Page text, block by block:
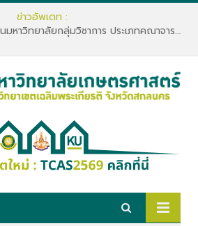
ข่าวอัพเดท :
ประกาศรับสมัครพนักงานมหาวิทยาลัยกลุ่มวิชาการ ประเภทคณาจารย์ประจำ คณะทรัพยากรธรรมชาติและอุตสาหกรรมเกษตร สังกัดภาควิชาเกษตรและทรัพยากร